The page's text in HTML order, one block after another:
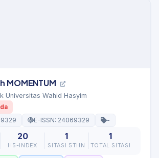
MOMENTUM
Universitas Wahid Hasyim
E-ISSN: 24069329 -
20
H5-INDEX
1
SITASI 5THN
1
TOTAL SITASI